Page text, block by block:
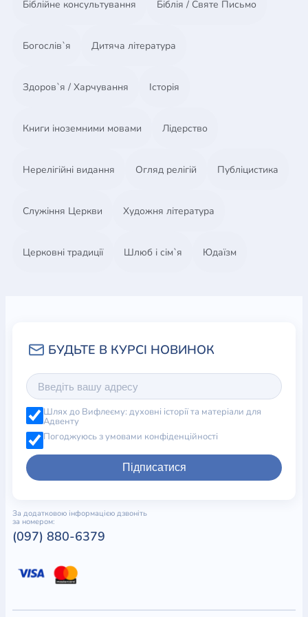
Біблійне консультування Біблія / Святе Письмо
Богослів`я Дитяча література
Здоров`я / Харчування Історія
Книги іноземними мовами Лідерство
Нерелігійні видання Огляд релігій Публіцистика
Служіння Церкви Художня література
Церковні традиції Шлюб і сім`я Юдаїзм
Шлях до Вифлеєму: духовні історії та матеріали для
Адвенту
Погоджуюсь з умовами конфіденційності
Підписатися
За додатковою інформацією дзвоніть
за номером:
(097) 880-6379